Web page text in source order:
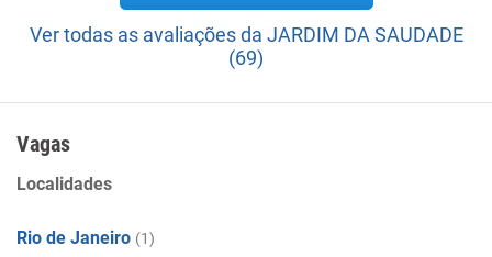
Ver todas as avaliações da JARDIM DA SAUDADE
(69)
Vagas
Localidades
Rio de Janeiro (1)